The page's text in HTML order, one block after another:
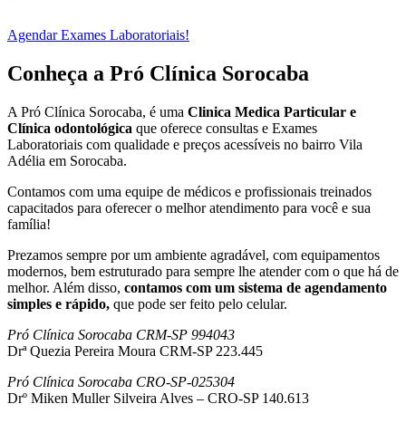
Agendar Exames Laboratoriais!
Conheça a Pró Clínica Sorocaba
A Pró Clínica Sorocaba, é uma Clinica Medica Particular e
Clínica odontológica que oferece consultas e Exames
Laboratoriais com qualidade e preços acessíveis no bairro Vila
Adélia em Sorocaba.
Contamos com uma equipe de médicos e profissionais treinados
capacitados para oferecer o melhor atendimento para você e sua
família!
Prezamos sempre por um ambiente agradável, com equipamentos
modernos, bem estruturado para sempre lhe atender com o que há de
melhor. Além disso, contamos com um sistema de agendamento
simples e rápido, que pode ser feito pelo celular.
Pró Clínica Sorocaba CRM-SP 994043
Drª Quezia Pereira Moura CRM-SP 223.445
Pró Clínica Sorocaba CRO-SP-025304
Drº Miken Muller Silveira Alves – CRO-SP 140.613